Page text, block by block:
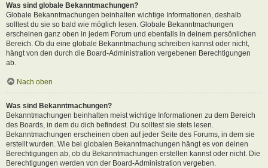
Was sind globale Bekanntmachungen?
Globale Bekanntmachungen beinhalten wichtige Informationen, deshalb
solltest du sie so bald wie möglich lesen. Globale Bekanntmachungen
erscheinen ganz oben in jedem Forum und ebenfalls in deinem persönlichen
Bereich. Ob du eine globale Bekanntmachung schreiben kannst oder nicht,
hängt von den durch die Board-Administration vergebenen Berechtigungen
ab.
Nach oben
Was sind Bekanntmachungen?
Bekanntmachungen beinhalten meist wichtige Informationen zu dem Bereich
des Boards, in dem du dich befindest. Du solltest sie stets lesen.
Bekanntmachungen erscheinen oben auf jeder Seite des Forums, in dem sie
erstellt wurden. Wie bei globalen Bekanntmachungen hängt es von deinen
Berechtigungen ab, ob du Bekanntmachungen erstellen kannst oder nicht. Die
Berechtigungen werden von der Board-Administration vergeben.